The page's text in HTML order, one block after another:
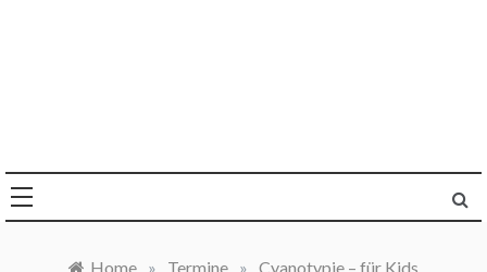
Home » Termine » Cyanotypie – für Kids